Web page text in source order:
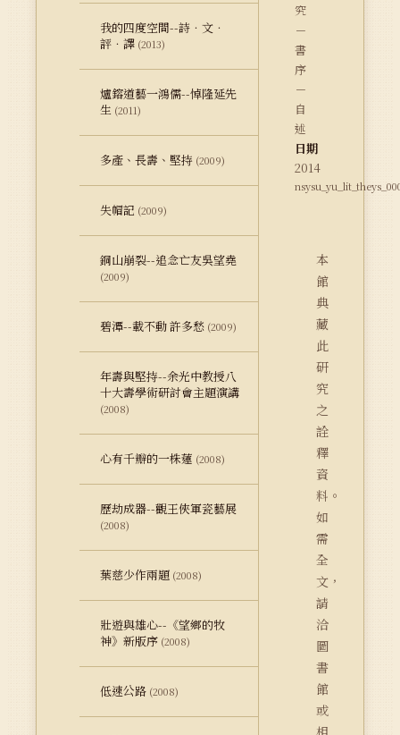
我的四度空間--詩．文．
評．譯 (2013)
爐鎔道藝一鴻儒--悼隆延先
生 (2011)
多產、長壽、堅持 (2009)
失帽記 (2009)
銅山崩裂--追念亡友吳望堯
(2009)
碧潭--載不動 許多愁 (2009)
年壽與堅持--余光中教授八
十大壽學術研討會主題演講
(2008)
心有千瓣的一株蓮 (2008)
歷劫成器--觀王俠軍瓷藝展
(2008)
葉慈少作兩題 (2008)
壯遊與雄心--《望鄉的牧
神》新版序 (2008)
低速公路 (2008)
究
－
書
序
－
自
述
日期
2014
本
館
典
藏
此
研
究
之
詮
釋
資
料。
如
需
全
文，
請
洽
圖
書
館
或
相